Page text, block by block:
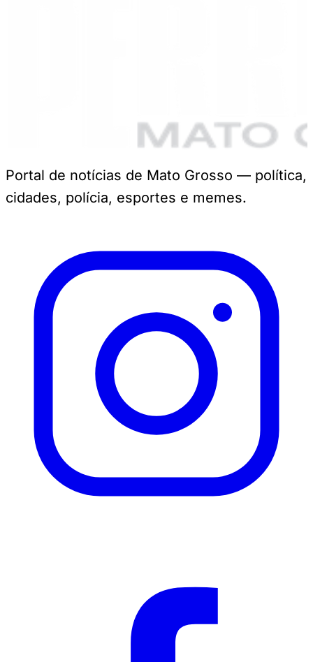
Portal de notícias de Mato Grosso — política,
cidades, polícia, esportes e memes.